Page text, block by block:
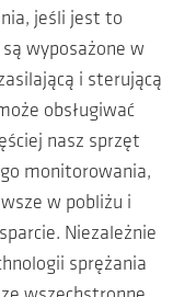
jeśli jest to
wyposażone w
i sterującą
obsługiwać
nasz sprzęt
monitorowania,
w pobliżu i
Niezależnie
sprężania